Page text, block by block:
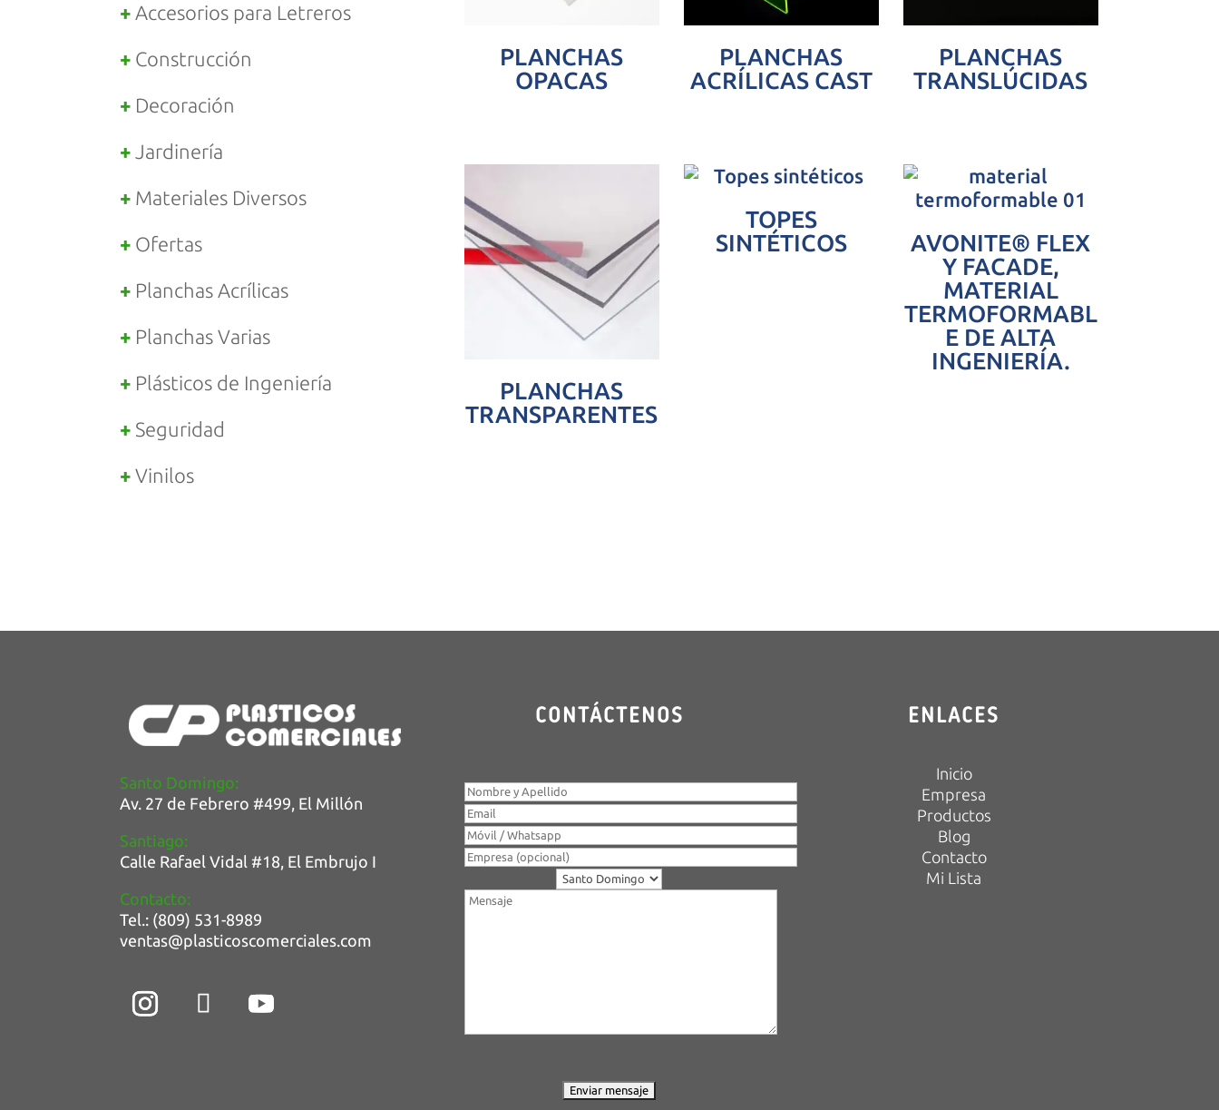
Accesorios para Letreros
Construcción
Decoración
Jardinería
Materiales Diversos
Ofertas
Planchas Acrílicas
Planchas Varias
Plásticos de Ingeniería
Seguridad
Vinilos
PLANCHAS
OPACAS
PLANCHAS
ACRÍLICAS CAST
PLANCHAS
TRANSLÚCIDAS
PLANCHAS
TRANSPARENTES
TOPES
SINTÉTICOS
AVONITE® FLEX
Y FACADE,
MATERIAL
TERMOFORMABL
E DE ALTA
INGENIERÍA.
Santo Domingo:
Av. 27 de Febrero #499, El Millón
Santiago:
Calle Rafael Vidal #18, El Embrujo I
Contacto:
Tel.: (809) 531-8989
ventas@plasticoscomerciales.com
CONTÁCTENOS ENLACES
Inicio
Empresa
Productos
Blog
Contacto
Mi Lista